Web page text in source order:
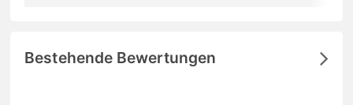
Bestehende Bewertungen